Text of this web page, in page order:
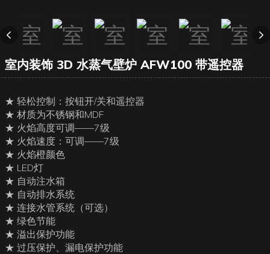
室内装饰 3D 水蒸气壁炉 AFW100 带遥控器
★ 轻松控制：按钮开/关和遥控器
★ 材质为不锈钢和MDF
★ 火焰高度可调——7级
★ 火焰速度：可调——7级
★ 火焰橙颜色
★ LED灯
★ 自动注水箱
★ 自动排水系统
★ 连接水管系统（可选）
★ 绿色节能
★ 溢出保护功能
★ 过压保护、漏电保护功能